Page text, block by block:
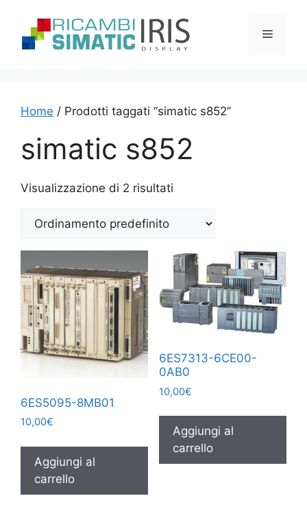
contenuto
Menu
Home / Prodotti taggati “simatic s852”
simatic s852
Visualizzazione di 2 risultati
6ES5095-8MB01
10,00€
Aggiungi al
carrello
6ES7313-6CE00-
0AB0
10,00€
Aggiungi al
carrello